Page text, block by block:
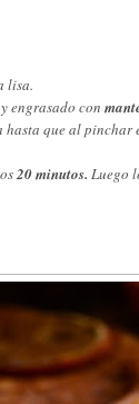
lisa.
engrasado con
hasta que al pinchar
20 minutos. Luego